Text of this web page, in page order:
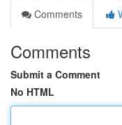
Comments
Comments
Submit a Comment
No HTML